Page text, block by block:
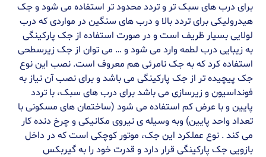
برای درب های سبک تر و تردد محدود تر استفاده می شود و جک
هیدرولیکی برای تردد بالا و درب های سنگین در مواردی که درب
لولایی بسیار ظریف است و در صورت استفاده از جک پارکینگی
به زیبایی درب لطمه وارد می شود و … می توان از جک زیرسطحی
استفاده کرد که به جک نامرئی هم معروف است. نصب این نوع
جک پیچیده تر از جک پارکینگی می باشد و برای نصب آن نیاز به
فونداسیون و زیرسازی می باشد برای درب های سبک، با تردد
پایین و با عرض کم استفاده می شود (ساختمان های مسکونی با
تعداد واحد پایین) وبه وسیله ی نیروی مکانیکی و چرخ دنده کار
می کند . نوع عملکرد این جک، موتور کوچکی است که در داخل
بازویی جک پارکینگی قرار دارد و قدرت خود را به گیربکس